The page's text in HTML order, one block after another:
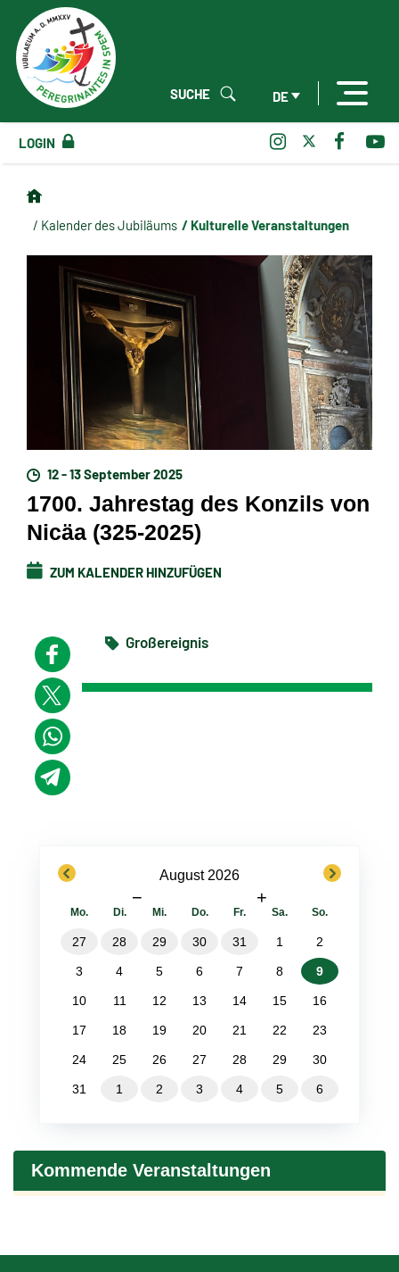
DE
SUCHE
LOGIN
/ Kalender des Jubiläums / Kulturelle Veranstaltungen
12 - 13 September 2025
1700. Jahrestag des Konzils von
Nicäa (325-2025)
ZUM KALENDER HINZUFÜGEN
Großereignis
previous August 2026
− +
next
Mo. Di. Mi. Do. Fr. Sa. So.
27 28 29 30 31 1 2
3 4 5 6 7 8 9
10 11 12 13 14 15 16
17 18 19 20 21 22 23
24 25 26 27 28 29 30
31 1 2 3 4 5 6
Kommende Veranstaltungen